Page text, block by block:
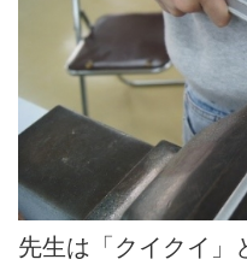
先生は「クイクイ」